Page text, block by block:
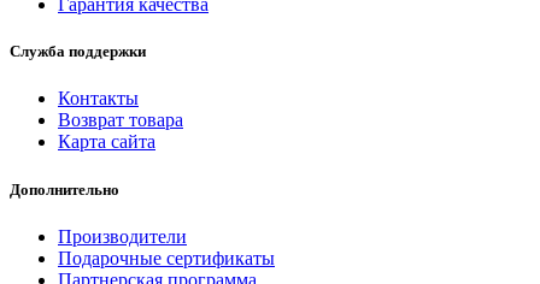
Гарантия качества
Служба поддержки
Контакты
Возврат товара
Карта сайта
Дополнительно
Производители
Подарочные сертификаты
Партнерская программа